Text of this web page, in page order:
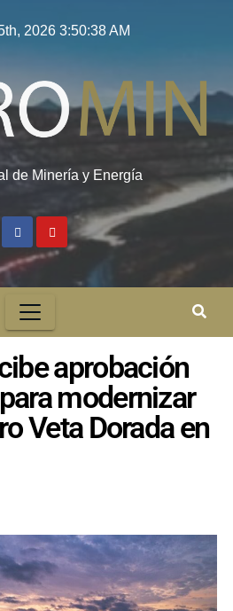
2026 3:50:39 AM
de Minería y Energía
aprobación
modernizar
Veta Dorada en